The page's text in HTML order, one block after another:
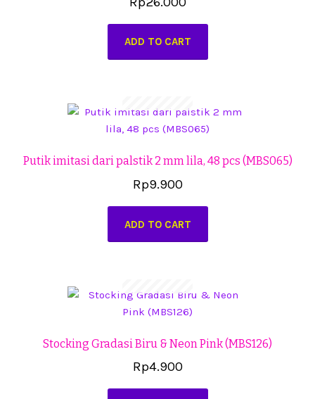
ADD TO CART
Putik imitasi dari palstik 2 mm lila, 48 pcs (MBS065)
Rp9.900
ADD TO CART
Stocking Gradasi Biru & Neon Pink (MBS126)
Rp4.900